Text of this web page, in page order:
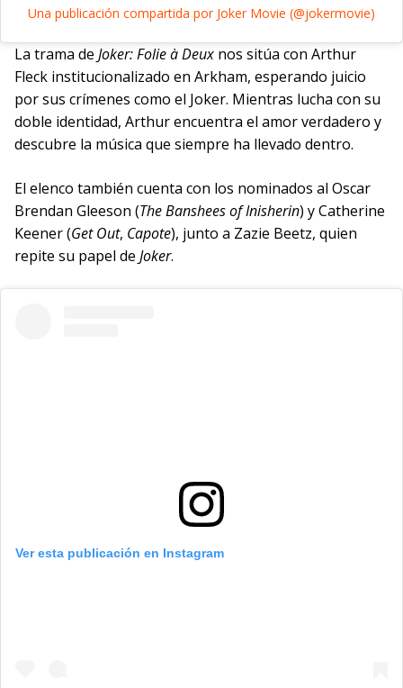
Una publicación compartida por Joker Movie (@jokermovie)
La trama de Joker: Folie à Deux nos sitúa con Arthur
Fleck institucionalizado en Arkham, esperando juicio
por sus crímenes como el Joker. Mientras lucha con su
doble identidad, Arthur encuentra el amor verdadero y
descubre la música que siempre ha llevado dentro.
El elenco también cuenta con los nominados al Oscar
Brendan Gleeson (The Banshees of Inisherin) y Catherine
Keener (Get Out, Capote), junto a Zazie Beetz, quien
repite su papel de Joker.
Ver esta publicación en Instagram